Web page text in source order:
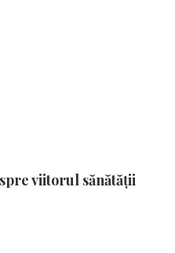
viitorul sănătății